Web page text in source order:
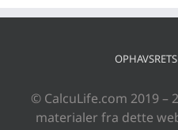
© CalcuLife.com 2019 –
materialer fra dette